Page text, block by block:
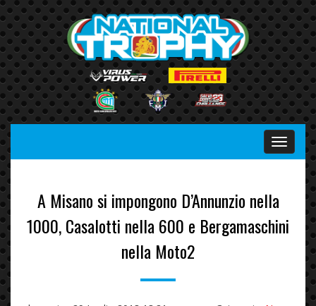
Menu
A Misano si impongono D’Annunzio nella
1000, Casalotti nella 600 e Bergamaschini
nella Moto2